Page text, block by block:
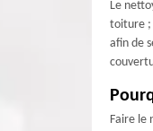
Le
toiture ;
afin de
Faire le